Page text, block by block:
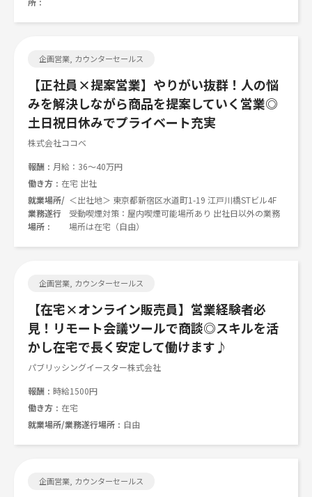
企画営業, カウンターセールス
【正社員×提案営業】やりがい抜群！人の悩
みを解決しながら商品を提案していく営業◎
土日祝日休みでプライベート充実
株式会社ココベ
報酬
月給：36～40万円
働き方
在宅 出社
就業場所/
業務遂行
場所
＜出社地＞ 東京都新宿区水道町1-19 江戸川橋STビル4F
受動喫煙対策：屋内喫煙可能場所あり 出社日以外の業務
場所は在宅（自由）
企画営業, カウンターセールス
【在宅×オンライン販売員】営業経験者必
見！リモート会議ツールで商談◎スキルを活
かし在宅で長く安定して働けます♪
パブリッシングイースター株式会社
報酬
時給1500円
働き方
在宅
就業場所/業務遂行場所
自由
企画営業, カウンターセールス